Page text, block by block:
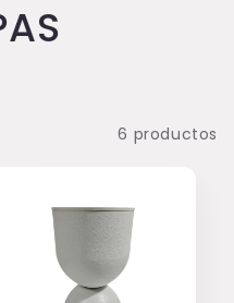
6 productos